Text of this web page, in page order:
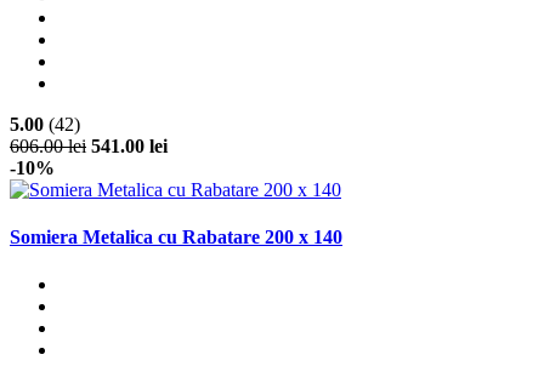
5.00 (42)
606.00 lei 541.00 lei
-10%
Somiera Metalica cu Rabatare 200 x 140